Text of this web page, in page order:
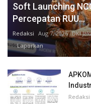
Soft Launching
Percepatan RUU...
Redaksi Aug 7, 2026 DKI
Laporkan
Redaksi